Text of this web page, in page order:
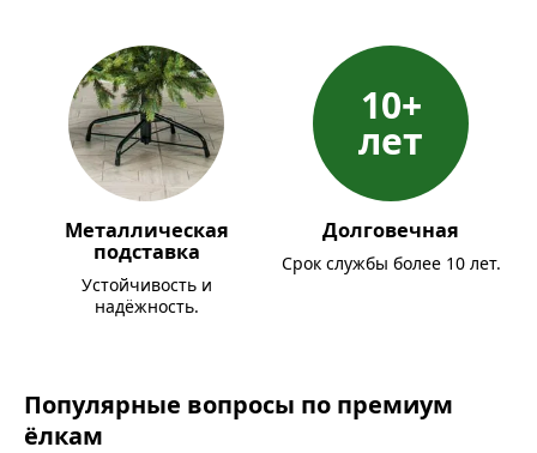
Металлическая
подставка
Устойчивость и
надёжность.
10+
лет
Долговечная
Срок службы более 10 лет.
Популярные вопросы по премиум
ёлкам